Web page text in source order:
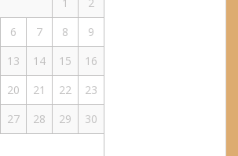
6 7 8
9
13 14 15
16
20 21 22
23
27 28 29
30